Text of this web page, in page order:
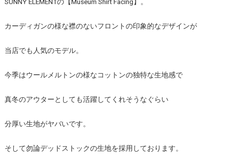
SUNNY ELEMENTの【Museum Shirt Facing】。
カーディガンの様な襟のないフロントの印象的なデザインが
当店でも人気のモデル。
今季はウールメルトンの様なコットンの独特な生地感で
真冬のアウターとしても活躍してくれそうなぐらい
分厚い生地がヤバいです。
そして勿論デッドストックの生地を採用しております。